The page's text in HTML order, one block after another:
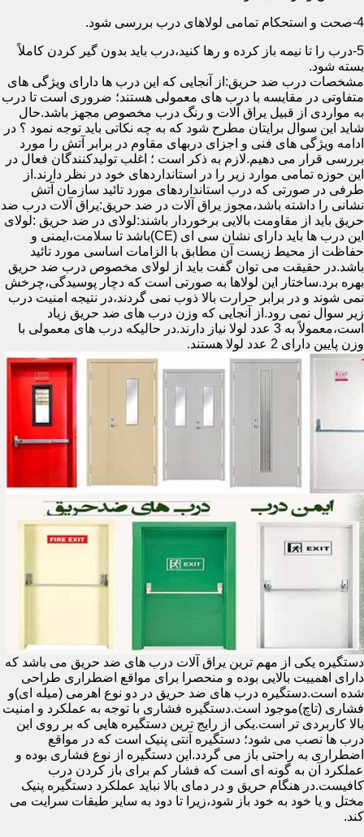
4-صحت و استحکام تمامی لولاهای درب بررسی شود.
5-درب را تا نیمه باز کرده و رها کنید،درب باید بدون گیر کردن کاملاً
بسته شود.
مشخصات درب ضد حریق:از آنجایی که این درب ها دارای ویژگی های
متفاوتی در مقایسه با درب های معمولی هستند؛ ضروری است تا درب
به مواردی از قبیل یراق آلات و رنگ درب مخصوص مجهز باشد.حال
شاید این سوال برایتان مطرح شود که به چه نکاتی باید توجه نمود ؟ در
ادامه ویژگی های فنی و اجزای دربهای مقاوم در برابر آتش را مورد
بررسی قرار می دهیم.لازم به ذکر است ؛ اغلب تولیدکنندگان فعال در
این حوزه تمامی موارد زیر را در استانداردهای خود در نظر دارند.از
طرفی در صورتی که درب استانداردهای مورد تائید سازمان آتش
نشانی را داشته باشد،مجوز یراق آلات در ضد حریق:یراق آلات درب ضد
حریق باید از مقاومت بالایی برخوردار باشند:لولای در ضد حریق :لولای
این درب ها باید دارای نشان سی ای (CE)باشد تا سلامت،ایمنی و
حفاظت از محیط زیست آن مطابق با الزامات اساسی مورد تائید
باشد.در حقیقت می توان گفت باید از لولای مخصوص درب ضد حریق
بهره برد.ساختار این لولاها به صورتی است که دچار پوسیدگی،چرخش
نمی شوند و در برابر حرارت بالا ذوب نمی گردند،در نتیجه امنیت درب
زیر سوال نمی رود.از آنجایی که وزن درب های ضد حریق زیاد
است،معمولاً به 3 عدد لولا نیاز دارند.در حالیکه درب های معمولی با
وزن پایین دارای 2 عدد لولا هستند.
دستگیره یکی از مهم ترین یراق آلات درب های ضد حریق می باشد که
دارای اهمییت بالایی بوده و منحصرا برای مواقع اضطراری طراحی
شده است.دستگیره درب های ضد حریق در دو نوع اهرمی (میله ای)و
فشاری (تاچ)موجود است.دستگیره فشاری با توجه به عملکرد و امنیت
بالا کاربردی تر است.یکی از رایج ترین دستگیره هایی که بر روی این
درب ها نصب می شود؛ دستگیره آنتی پنیک است که در مواقع
اضطراری به راحتی باز می گردد.این دستگیره از نوع فشاری بوده و
عملکرد آن به گونه ای است که فشار کم برای باز کردن درب
کافیست.در هنگام حریق و در دمای بالا نباید عملکرد دستگیره پنیک
مختل و یا خود به خود باز شود،زیرا تا دود به سایر طبقات سرایت می
کند.